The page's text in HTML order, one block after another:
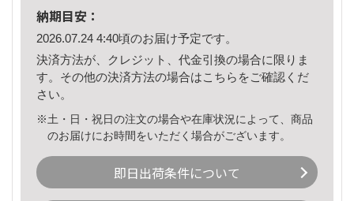
納期目安：
2026.07.24 4:40頃のお届け予定です。
決済方法が、クレジット、代金引換の場合に限りま
す。その他の決済方法の場合はこちら をご確認くだ
さい。
※土・日・祝日の注文の場合や在庫状況によって、商品
のお届けにお時間をいただく場合がございます。
即日出荷条件について